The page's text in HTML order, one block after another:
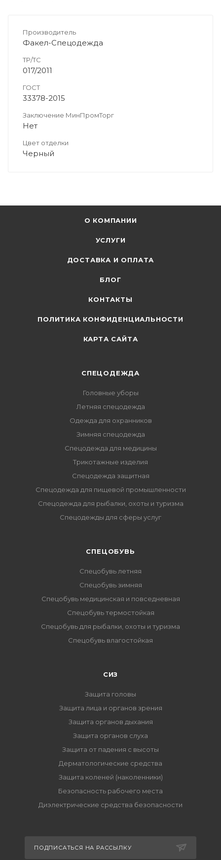
Производитель
Факел-Спецодежда
ТР/ТС
017/2011
ГОСТ
33378-2015
Заключение МинПромТорг
Нет
Цвет отделки
Черный
О КОМПАНИИ
УСЛУГИ
ДОСТАВКА И ОПЛАТА
БЛОГ
КОНТАКТЫ
ПОЛИТИКА КОНФИДЕНЦИАЛЬНОСТИ
КАРТА САЙТА
СПЕЦОДЕЖДА
Головные уборы
Летняя спецодежда
Одежда для охранников
Зимняя спецодежда
Спецодежда для медицины
Трикотажные изделия
Спецодежда защитная
Спецодежда для пищевой промышленности
Спецодежда для рыбалки, охоты и туризма
Спецодежды для сферы услуг
CПЕЦОБУВЬ
Спецобувь летняя
Спецобувь зимняя
Спецобувь медицинская и повседневная
Спецобувь термостойкая
Спецобувь для рыбалки, охоты и туризма
Спецобувь влагостойкая
СИЗ
Защита головы
Защита лица и органов зрения
Защита органов дыхания
Защита органов слуха
Защита от падения с высоты
Дерматологические средства
Защита коленей (наколенники)
Безопасность рабочего места
Диэлектрические средства безопасности
ПОДПИСАТЬСЯ НА РАССЫЛКУ